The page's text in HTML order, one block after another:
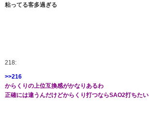
粘ってる客多過ぎる
218:
>>216
からくりの上位互換感がかなりあるわ
正確には違うんだけどからくり打つならSAO2打ちたい